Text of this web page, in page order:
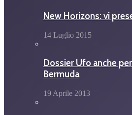
New Horizons: vi
14 Luglio 2015
Dossier Ufo anche
Bermuda
19 Aprile 2013